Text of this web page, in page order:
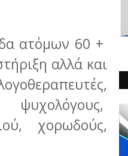
ατόμων 60 +
αλλά και
ψυχολόγους,
χορωδούς,